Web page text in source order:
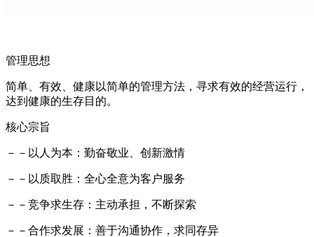
管理思想
简单、有效、健康以简单的管理方法，寻求有效的经营运行，
达到健康的生存目的。
核心宗旨
－－以人为本：勤奋敬业、创新激情
－－以质取胜：全心全意为客户服务
－－竞争求生存：主动承担，不断探索
－－合作求发展：善于沟通协作，求同存异